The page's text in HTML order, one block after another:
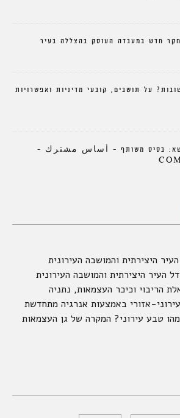
על תושבים, קובעי מדיניות ואפשרויות
בסיס משותף – أساس مشترك –
היצירתית והמושבה העירונית
העיר היצירתית והמושבה העירונית
הריבוי וכיכר העצמאות, נתניה
אזורי באמצעות אנרגיה מתחדשת
מהו טבע עירוני? המקרה של גן העצמאות